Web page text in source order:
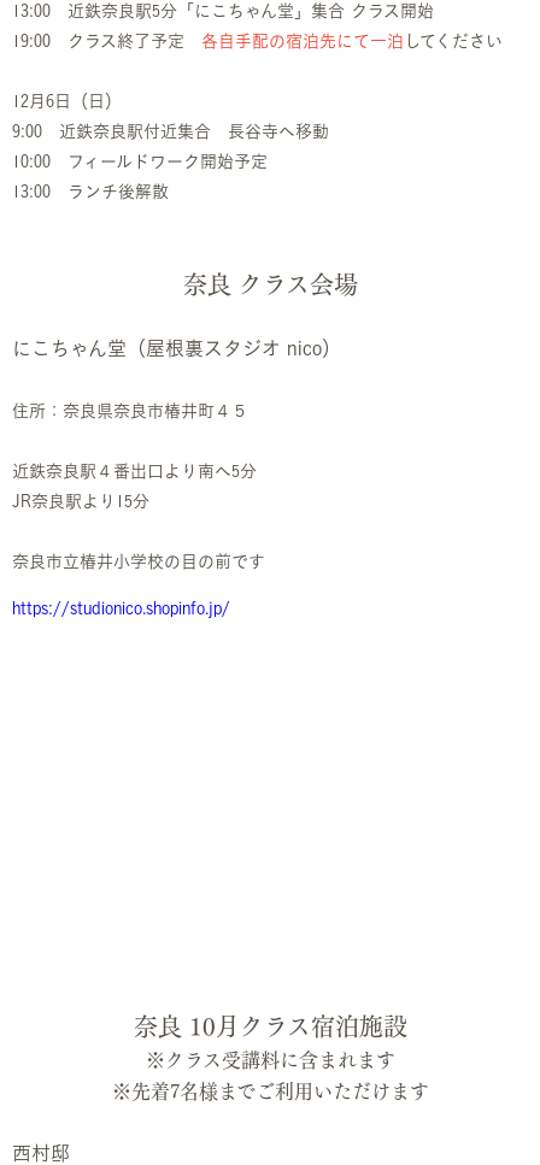
13:00 近鉄奈良駅5分「にこちゃん堂」集合 クラス開始
19:00 クラス終了予定 各自手配の宿泊先にて一泊 してください
12月6日（日）
9:00 近鉄奈良駅付近集合 長谷寺へ移動
10:00 フィールドワーク開始予定
13:00 ランチ後解散
奈良 クラス会場
にこちゃん堂（屋根裏スタジオ nico）
住所：奈良県奈良市椿井町４５
近鉄奈良駅４番出口より南へ5分
JR奈良駅より15分
奈良市立椿井小学校の目の前です
https://studionico.shopinfo.jp/
奈良 10月クラス宿泊施設
※クラス受講料に含まれます
※先着7名様までご利用いただけます
西村邸